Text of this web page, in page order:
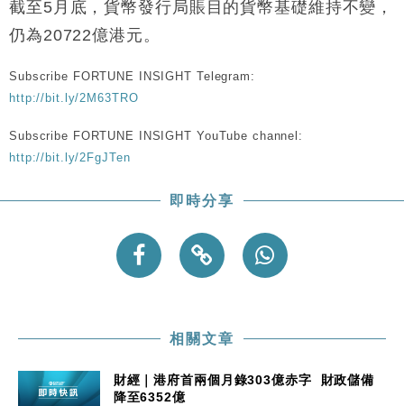
18:15
本地｜新世界K11 9月升級會員制度 增鉑金卡級別鎖
定高消費客群
17:40
財經｜本港6月零售額連升14個月 珠寶鐘錶銷售升勢
最強
50%
截至5月底，貨幣發行局賬目的貨幣基礎維持不變，
仍為20722億港元。
Subscribe FORTUNE INSIGHT Telegram:
http://bit.ly/2M63TRO
Subscribe FORTUNE INSIGHT YouTube channel:
http://bit.ly/2FgJTen
即時分享
相關文章
財經｜港府首兩個月錄303億赤字 財政儲備
降至6352億